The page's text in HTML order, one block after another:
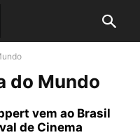
do Mundo
vem ao Brasil
de Cinema